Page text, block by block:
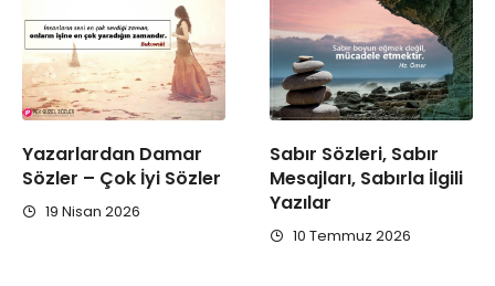
Yazarlardan Damar
Sözler – Çok İyi Sözler
19 Nisan 2026
Sabır Sözleri, Sabır
Mesajları, Sabırla İlgili
Yazılar
10 Temmuz 2026